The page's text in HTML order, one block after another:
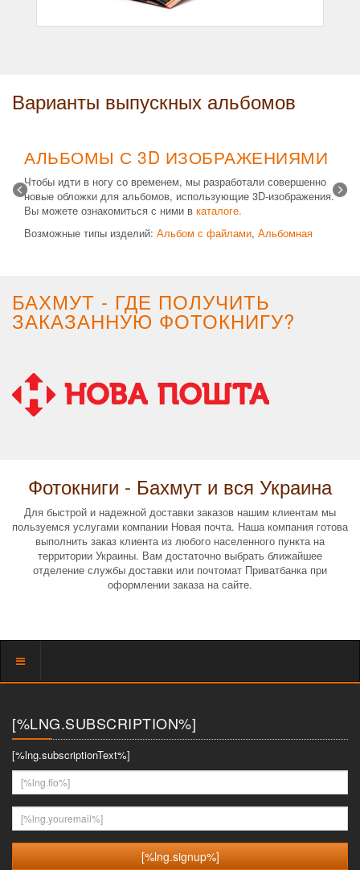
Варианты выпускных альбомов
АЛЬБОМЫ С 3D ИЗОБРАЖЕНИЯМИ
Чтобы идти в ногу со временем, мы разработали совершенно
новые обложки для альбомов, использующие 3D-изображения.
Вы можете ознакомиться с ними в каталоге.
Возможные типы изделий: Альбом с файлами, Альбомная
БАХМУТ - ГДЕ ПОЛУЧИТЬ
ЗАКАЗАННУЮ ФОТОКНИГУ?
Фотокниги - Бахмут и вся Украина
Для быстрой и надежной доставки заказов нашим клиентам мы
пользуемся услугами компании Новая почта. Наша компания готова
выполнить заказ клиента из любого населенного пункта на
территории Украины. Вам достаточно выбрать ближайшее
отделение службы доставки или почтомат Приватбанка при
оформлении заказа на сайте.
Показать
[%LNG.SUBSCRIPTION%]
[%lng.subscriptionText%]
[%lng.fio%]
[%lng.youremail%]